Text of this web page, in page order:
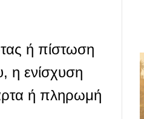
ή πίστωση
η ενίσχυση
ή πληρωμή